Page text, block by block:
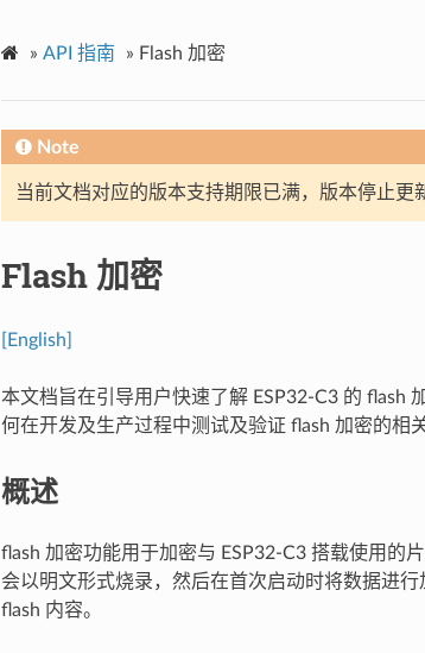
» API 指南 » Flash 加密
Note
当前文档对应的版本支持期限已满，版本停止更
Flash 加密
[English]
本文档旨在引导用户快速了解 ESP32-C3 的 flash
何在开发及生产过程中测试及验证 flash 加密的相
概述
flash 加密功能用于加密与 ESP32-C3 搭载使用的
会以明文形式烧录，然后在首次启动时将数据进
flash 内容。